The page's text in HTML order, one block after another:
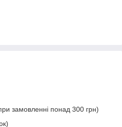
замовленні понад 300 грн)